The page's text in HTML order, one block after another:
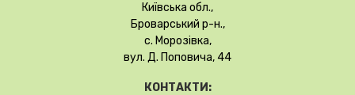
Київська обл.,
Броварський р-н.,
с. Морозівка,
вул. Д. Поповича, 44
КОНТАКТИ: